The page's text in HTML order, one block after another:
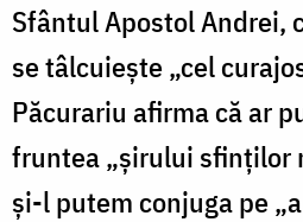
Sfântul Apostol Andrei,
se tâlcuiește „cel
Păcurariu afirma că ar
fruntea „șirului sfinților
și-l putem conjuga pe